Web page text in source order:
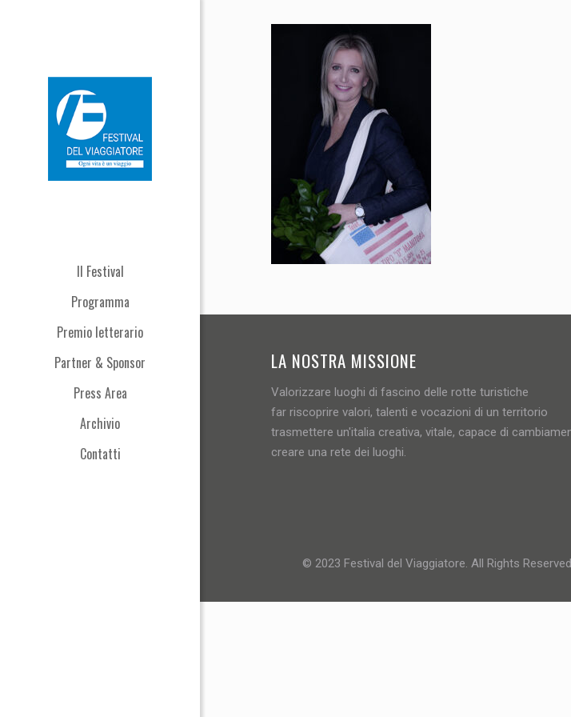
Il Festival
Programma
Premio letterario
Partner & Sponsor
Press Area
Archivio
Contatti
LA NOSTRA MISSIONE
Valorizzare luoghi di fascino delle rotte turistiche
far riscoprire valori, talenti e vocazioni di un territorio
trasmettere un'italia creativa, vitale, capace di
creare una rete dei luoghi.
© 2023 Festival del Viaggiatore. All Rights